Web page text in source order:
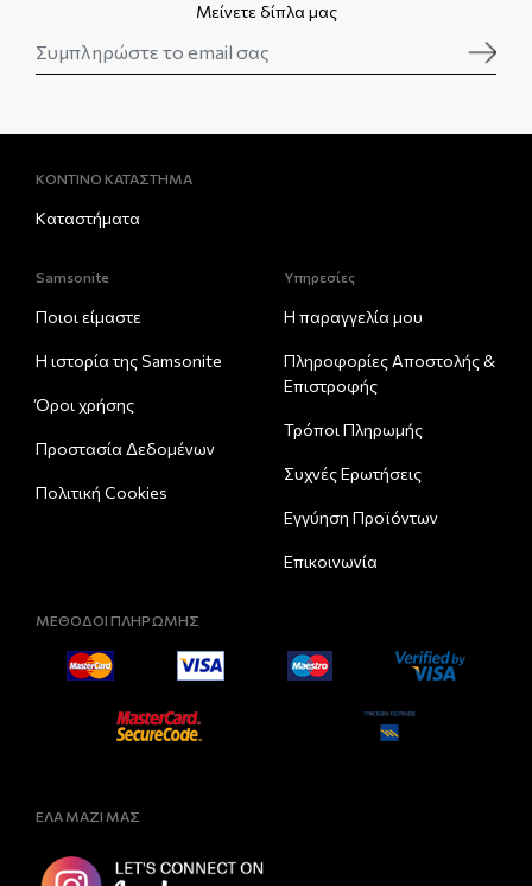
Μείνετε δίπλα μας
ΚΟΝΤΙΝΟ ΚΑΤΑΣΤΗΜΑ
Καταστήματα
Samsonite
Ποιοι είμαστε
Η ιστορία της Samsonite
Όροι χρήσης
Προστασία Δεδομένων
Πολιτική Cookies
Υπηρεσίες
Η παραγγελία μου
Πληροφορίες Αποστολής &
Eπιστροφής
Τρόποι Πληρωμής
Συχνές Ερωτήσεις
Εγγύηση Προϊόντων
Επικοινωνία
ΜΕΘΟΔΟΙ ΠΛΗΡΩΜΗΣ
ΕΛΑ ΜΑΖΙ ΜΑΣ